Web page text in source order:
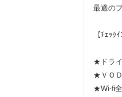
最適の
【ﾁｪｯｸ
★ドラ
★ＶＯ
★Wi-fi